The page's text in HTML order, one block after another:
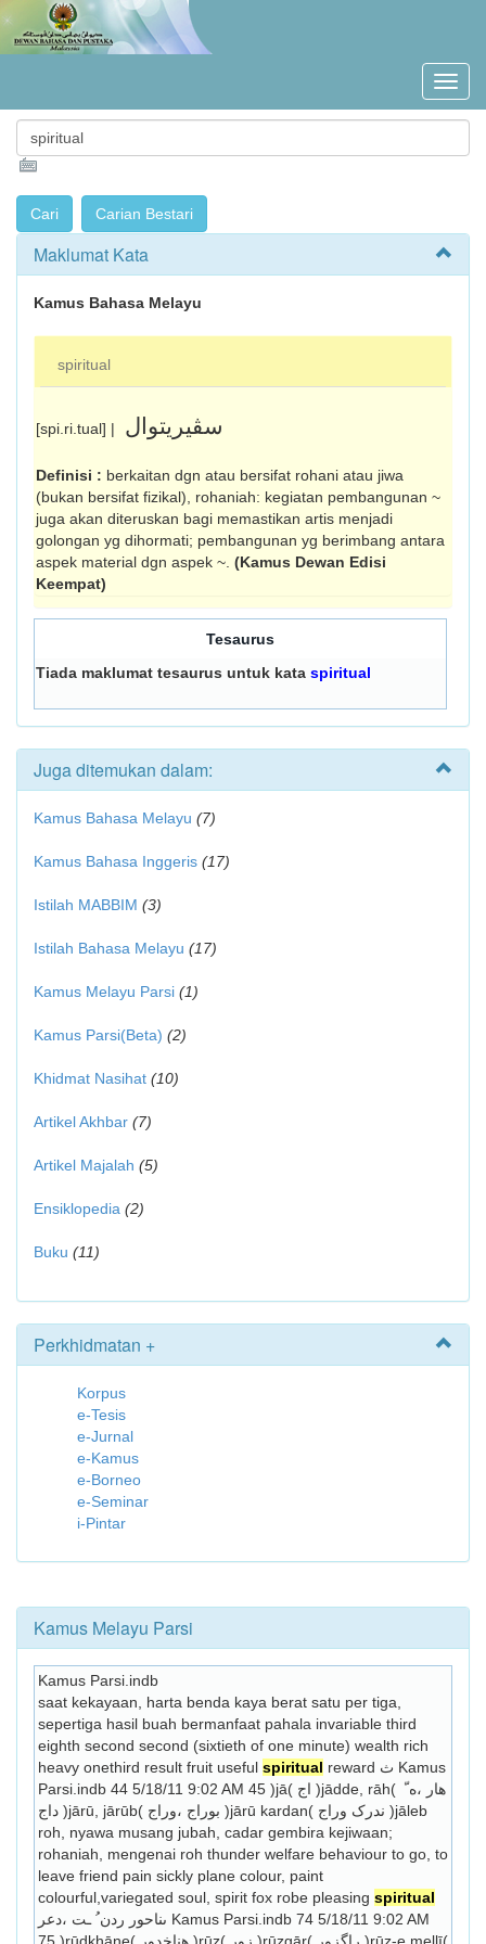
Maklumat Kata
Kamus Bahasa Melayu
spiritual
[spi.ri.tual] | سڤيريتوال
Definisi : berkaitan dgn atau bersifat rohani atau jiwa
(bukan bersifat fizikal), rohaniah: kegiatan pembangunan ~
juga akan diteruskan bagi memastikan artis menjadi
golongan yg dihormati; pembangunan yg berimbang antara
aspek material dgn aspek ~. (Kamus Dewan Edisi
Keempat)
Tesaurus
Tiada maklumat tesaurus untuk kata spiritual
Juga ditemukan dalam:
Kamus Bahasa Melayu (7)
Kamus Bahasa Inggeris (17)
Istilah MABBIM (3)
Istilah Bahasa Melayu (17)
Kamus Melayu Parsi (1)
Kamus Parsi(Beta) (2)
Khidmat Nasihat (10)
Artikel Akhbar (7)
Artikel Majalah (5)
Ensiklopedia (2)
Buku (11)
Perkhidmatan +
Korpus
e-Tesis
e-Jurnal
e-Kamus
e-Borneo
e-Seminar
i-Pintar
Kamus Melayu Parsi
Kamus Parsi.indb
saat kekayaan, harta benda kaya berat satu per tiga,
sepertiga hasil buah bermanfaat pahala invariable third
eighth second second (sixtieth of one minute) wealth rich
heavy onethird result fruit useful spiritual reward ث Kamus
Parsi.indb 44 5/18/11 9:02 AM 45 )jā( اج )jādde, rāh( هار ،ه ّ
داج )jārū, jārūb( بوراج ،وراج )jārū kardan( ندرک وراج )jāleb
roh, nyawa musang jubah, cadar gembira kejiwaan;
rohaniah, mengenai roh thunder welfare behaviour to go, to
leave friend pain sickly plane colour, paint
colourful,variegated soul, spirit fox robe pleasing spiritual
ىناحور ردن ُ ـت ،دعر Kamus Parsi.indb 74 5/18/11 9:02 AM